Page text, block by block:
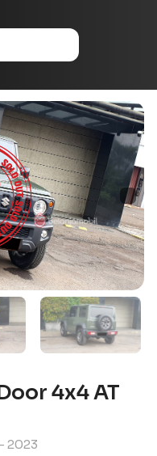
4x4 AT
2023